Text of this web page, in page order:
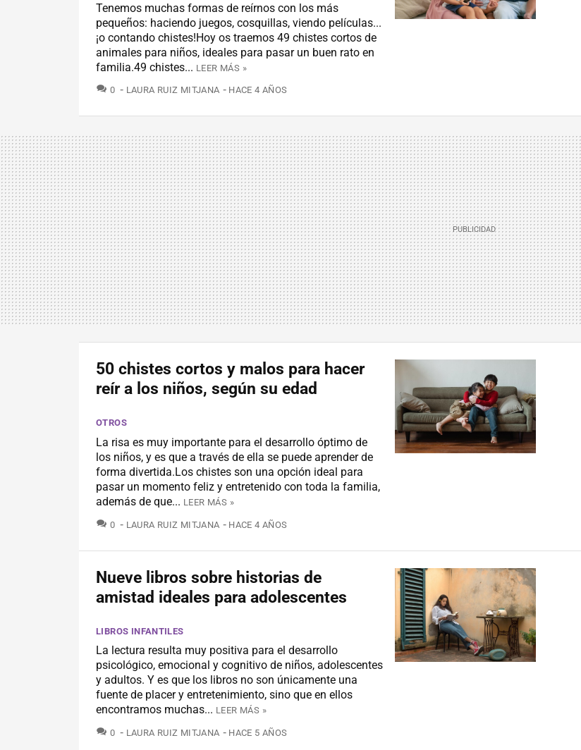
Tenemos muchas formas de reírnos con los más
pequeños: haciendo juegos, cosquillas, viendo películas...
¡o contando chistes!Hoy os traemos 49 chistes cortos de
animales para niños, ideales para pasar un buen rato en
familia.49 chistes... LEER MÁS »
0 COMENTARIOS
LAURA RUIZ MITJANA HACE 4 AÑOS
50 chistes cortos y malos para hacer
reír a los niños, según su edad
OTROS
La risa es muy importante para el desarrollo óptimo de
los niños, y es que a través de ella se puede aprender de
forma divertida.Los chistes son una opción ideal para
pasar un momento feliz y entretenido con toda la familia,
además de que... LEER MÁS »
0 COMENTARIOS
LAURA RUIZ MITJANA HACE 4 AÑOS
Nueve libros sobre historias de
amistad ideales para adolescentes
LIBROS INFANTILES
La lectura resulta muy positiva para el desarrollo
psicológico, emocional y cognitivo de niños, adolescentes
y adultos. Y es que los libros no son únicamente una
fuente de placer y entretenimiento, sino que en ellos
encontramos muchas... LEER MÁS »
0 COMENTARIOS
LAURA RUIZ MITJANA HACE 5 AÑOS